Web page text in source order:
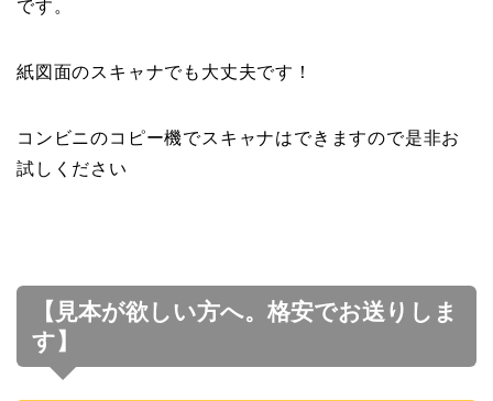
です。
紙図面のスキャナでも大丈夫です！
コンビニのコピー機でスキャナはできますので是非お
試しください
【見本が欲しい方へ。格安でお送りしま
す】